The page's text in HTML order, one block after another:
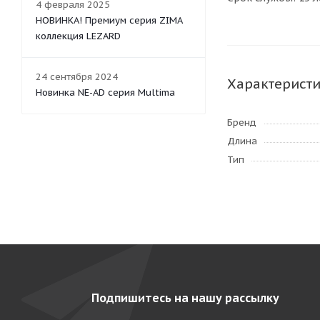
Бренд
Длина
Тип
4 февраля 2025
НОВИНКА! Премиум серия ZIMA
коллекция LEZARD
24 сентября 2024
Новинка NE-AD серия Multima
Подпишитесь на нашу рассылку